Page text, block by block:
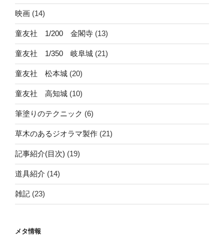
映画 (14)
童友社 1/200 金閣寺 (13)
童友社 1/350 岐阜城 (21)
童友社 松本城 (20)
童友社 高知城 (10)
筆塗りのテクニック (6)
草木のあるジオラマ製作 (21)
記事紹介(目次) (19)
道具紹介 (14)
雑記 (23)
メタ情報